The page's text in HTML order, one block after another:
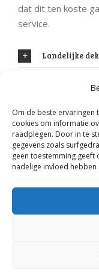
Om de beste ervaringen
cookies om informatie
raadplegen. Door in te
gegevens zoals
geen toestemming geeft
nadelige invloed
dat dit ten koste
service.
Landelijke